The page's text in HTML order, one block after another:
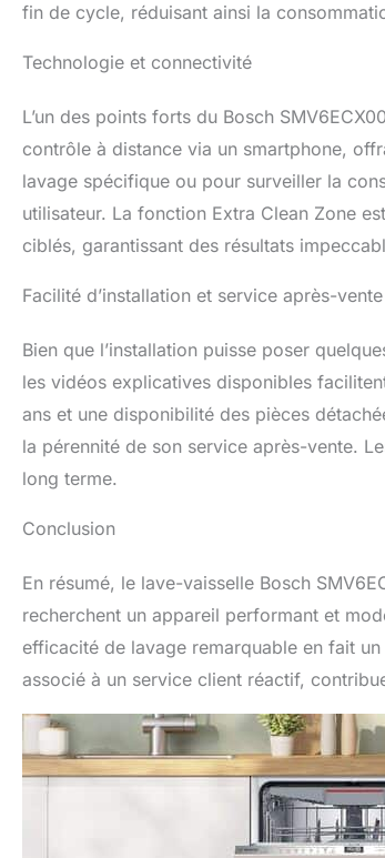
fin de cycle, réduisant ainsi la
Technologie et connectivité
L’un des points forts du Bosch
contrôle à distance via un smartphone,
lavage spécifique ou pour surveiller la
utilisateur. La fonction Extra Clean Zone
ciblés, garantissant des résultats
Facilité d’installation et service après-vente
Bien que l’installation puisse poser
les vidéos explicatives disponibles
ans et une disponibilité des pièces
la pérennité de son service après-vente.
long terme.
Conclusion
En résumé, le lave-vaisselle Bosch
recherchent un appareil performant et
efficacité de lavage remarquable en fait
associé à un service client réactif,